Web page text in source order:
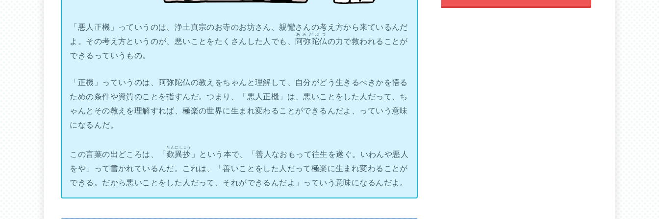
「悪人正機」っていうのは、浄土真宗のお寺のお坊さん、親鸞さんの考え方から来ているんだ
よ。その考え方というのが、悪いことをたくさんした人でも、 阿弥陀仏
あみだぶつ
の力で救われることが
できるっていうもの。
「正機」っていうのは、阿弥陀仏の教えをちゃんと理解して、自分がどう生きるべきかを悟る
ための条件や資質のことを指すんだ。つまり、「悪人正機」は、悪いことをした人だって、ち
ゃんとその教えを理解すれば、極楽の世界に生まれ変わることができるんだよ、っていう意味
になるんだ。
この言葉の出どころは、「歎異抄
たんにしょう
」という本で、「善人なおもって往生を遂ぐ。いわんや悪人
をや」って書かれているんだ。これは、「善いことをした人だって極楽に生まれ変わることが
できる。だから悪いことをした人だって、それができるんだよ」っていう意味になるんだよ。